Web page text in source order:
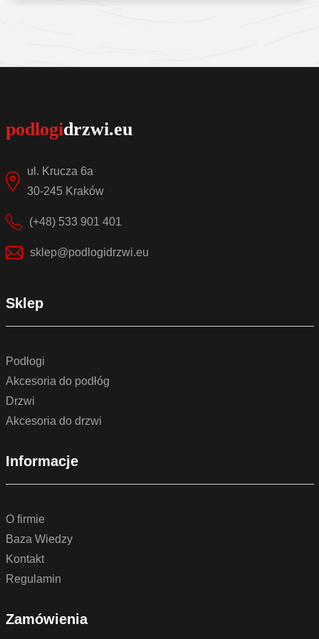
ul. Krucza 6a
30-245 Kraków
(+48) 533 901 401
sklep@podlogidrzwi.eu
Sklep
Podłogi
Akcesoria do podłóg
Drzwi
Akcesoria do drzwi
Informacje
O firmie
Baza Wiedzy
Kontakt
Regulamin
Zamówienia